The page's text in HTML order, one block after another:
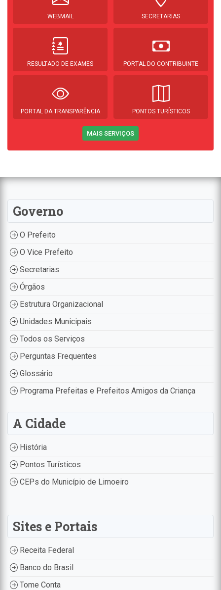
WEBMAIL SECRETARIAS
RESULTADO DE EXAMES PORTAL DO CONTRIBUINTE
PORTAL DA TRANSPARÊNCIA PONTOS TURÍSTICOS
MAIS SERVIÇOS
Governo
O Prefeito
O Vice Prefeito
Secretarias
Órgãos
Estrutura Organizacional
Unidades Municipais
Todos os Serviços
Perguntas Frequentes
Glossário
Programa Prefeitas e Prefeitos Amigos da Criança
A Cidade
História
Pontos Turísticos
CEPs do Município de Limoeiro
Sites e Portais
Receita Federal
Banco do Brasil
Tome Conta